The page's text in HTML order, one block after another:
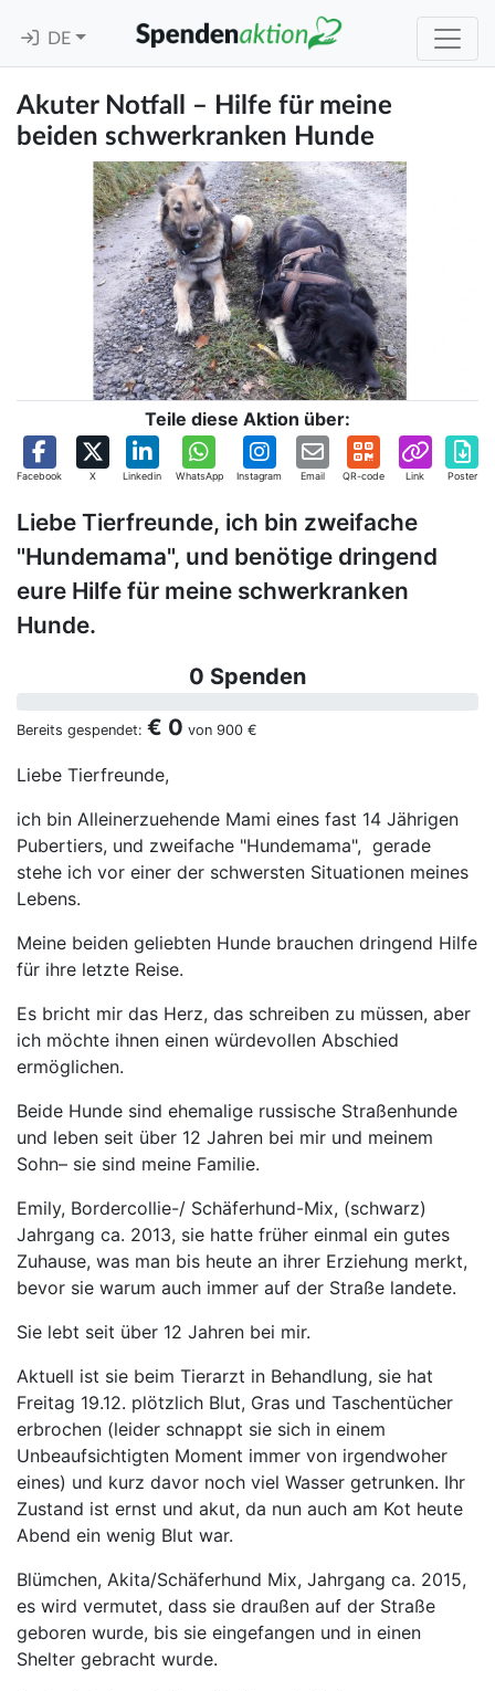
DE
Akuter Notfall – Hilfe für meine
beiden schwerkranken Hunde
Teile diese Aktion über:
Facebook X Linkedin WhatsApp Instagram Email QR-code Link Poster
Liebe Tierfreunde, ich bin zweifache
"Hundemama", und benötige dringend
eure Hilfe für meine schwerkranken
Hunde.
0 Spenden
Bereits gespendet: € 0 von 900 €
Liebe Tierfreunde,
ich bin Alleinerzuehende Mami eines fast 14 Jährigen
Pubertiers, und zweifache "Hundemama", gerade
stehe ich vor einer der schwersten Situationen meines
Lebens.
Meine beiden geliebten Hunde brauchen dringend Hilfe
für ihre letzte Reise.
Es bricht mir das Herz, das schreiben zu müssen, aber
ich möchte ihnen einen würdevollen Abschied
ermöglichen.
Beide Hunde sind ehemalige russische Straßenhunde
und leben seit über 12 Jahren bei mir und meinem
Sohn– sie sind meine Familie.
Emily, Bordercollie-/ Schäferhund-Mix, (schwarz)
Jahrgang ca. 2013, sie hatte früher einmal ein gutes
Zuhause, was man bis heute an ihrer Erziehung merkt,
bevor sie warum auch immer auf der Straße landete.
Sie lebt seit über 12 Jahren bei mir.
Aktuell ist sie beim Tierarzt in Behandlung, sie hat
Freitag 19.12. plötzlich Blut, Gras und Taschentücher
erbrochen (leider schnappt sie sich in einem
Unbeaufsichtigten Moment immer von irgendwoher
eines) und kurz davor noch viel Wasser getrunken. Ihr
Zustand ist ernst und akut, da nun auch am Kot heute
Abend ein wenig Blut war.
Blümchen, Akita/Schäferhund Mix, Jahrgang ca. 2015,
es wird vermutet, dass sie draußen auf der Straße
geboren wurde, bis sie eingefangen und in einen
Shelter gebracht wurde.